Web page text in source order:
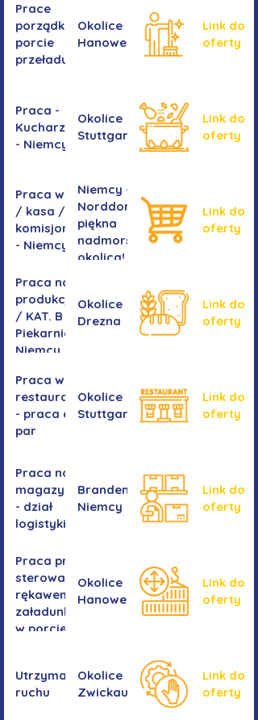
okiennych
Prace
porządkowe w
porcie
przeładunkowym
Okolice
Hanoweru
Link do
oferty
Praca -
Kucharz/kucharka
- Niemcy
Okolice
Stuttgartu
Link do
oferty
Praca w sklepie
/ kasa /
komisjonowanie
- Niemcy
Niemcy -
Norddorf -
piękna
nadmorska
okolica!
Link do
oferty
Praca na
produkcji
/ KAT. B -
Piekarnia
Niemcy
Okolice
Drezna
Link do
oferty
Praca w
restauracji
- praca dla
par
Okolice
Stuttgartu
Link do
oferty
Praca na
magazynie
- dział
logistyki
Brandenburgia,
Niemcy
Link do
oferty
Praca przy
sterowaniu
rękawem
załadunkowym
w porcie
Okolice
Hanower
Link do
oferty
Utrzymanie
ruchu
Okolice
Zwickau
Link do
oferty